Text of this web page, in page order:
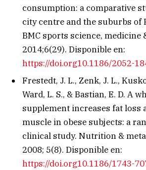
consumption: a comparative
city centre and the suburbs of
BMC sports science, medicine
2014;6(29). Disponible en:
https://doi.org10.1186/2052-
Frestedt, J. L., Zenk, J. L.,
Ward, L. S., & Bastian, E. D. A
supplement increases fat loss
muscle in obese subjects: a
clinical study. Nutrition &
2008; 5(8). Disponible en:
https://doi.org10.1186/1743-